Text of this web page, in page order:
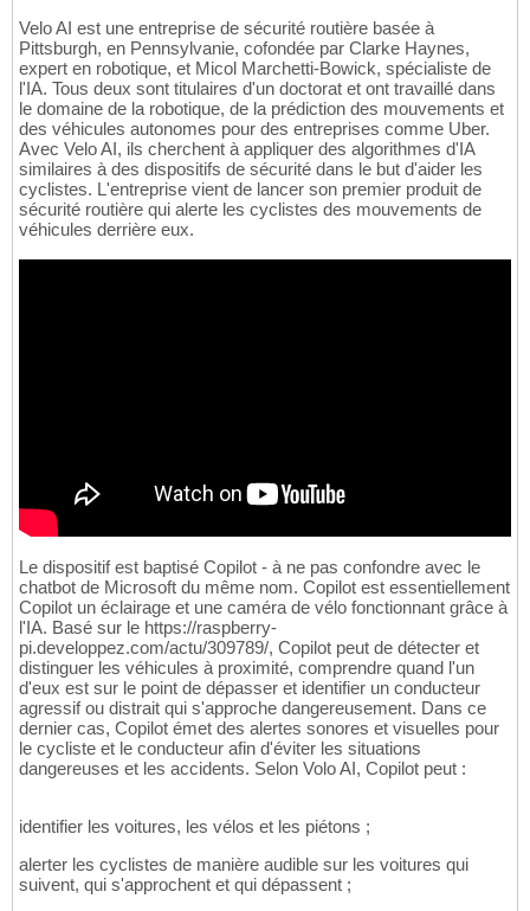
Velo AI est une entreprise de sécurité routière basée à
Pittsburgh, en Pennsylvanie, cofondée par Clarke Haynes,
expert en robotique, et Micol Marchetti-Bowick, spécialiste de
l'IA. Tous deux sont titulaires d'un doctorat et ont travaillé dans
le domaine de la robotique, de la prédiction des mouvements et
des véhicules autonomes pour des entreprises comme Uber.
Avec Velo AI, ils cherchent à appliquer des algorithmes d'IA
similaires à des dispositifs de sécurité dans le but d'aider les
cyclistes. L'entreprise vient de lancer son premier produit de
sécurité routière qui alerte les cyclistes des mouvements de
véhicules derrière eux.
Le dispositif est baptisé Copilot - à ne pas confondre avec le
chatbot de Microsoft du même nom. Copilot est essentiellement
Copilot un éclairage et une caméra de vélo fonctionnant grâce à
l'IA. Basé sur le https://raspberry-
pi.developpez.com/actu/309789/, Copilot peut de détecter et
distinguer les véhicules à proximité, comprendre quand l'un
d'eux est sur le point de dépasser et identifier un conducteur
agressif ou distrait qui s'approche dangereusement. Dans ce
dernier cas, Copilot émet des alertes sonores et visuelles pour
le cycliste et le conducteur afin d'éviter les situations
dangereuses et les accidents. Selon Volo AI, Copilot peut :
identifier les voitures, les vélos et les piétons ;
alerter les cyclistes de manière audible sur les voitures qui
suivent, qui s'approchent et qui dépassent ;